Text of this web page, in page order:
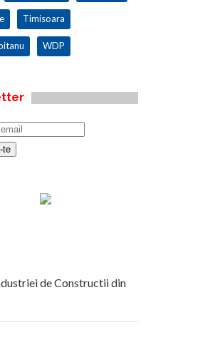
Timisoara
WDP
de Constructii din